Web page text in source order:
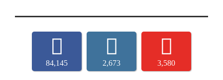
84,145 2,673 3,580